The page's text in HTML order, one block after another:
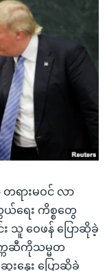
ရားမဝင် လာ
ရေး ကိစ္စတွေ
ဝေဖန် ပြောဆိုခဲ့
က္ကဆီကိုသမ္မတ
းနွေး ပြောဆိုခဲ့